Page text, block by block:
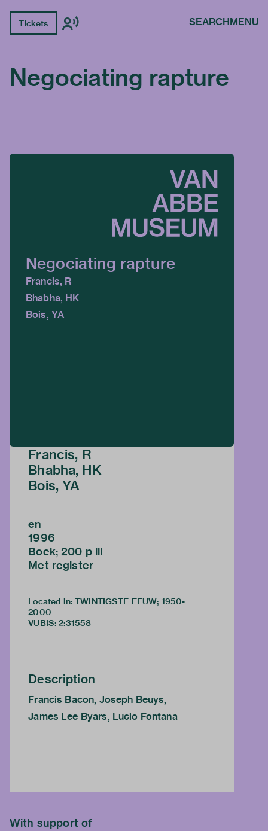
Tickets SEARCHMENU
Negociating rapture
Negociating rapture
Francis, R
Bhabha, HK
Bois, YA
Francis, R
Bhabha, HK
Bois, YA
en
1996
Boek; 200 p ill
Met register
Located in: TWINTIGSTE EEUW; 1950-
2000
VUBIS: 2:31558
Description
Francis Bacon, Joseph Beuys,
James Lee Byars, Lucio Fontana
With support of